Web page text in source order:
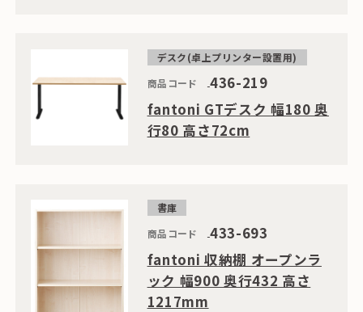
デスク(卓上プリンター設置用)
商品コード
436-219
fantoni GTデスク 幅180 奥
行80 高さ72cm
書庫
商品コード
433-693
fantoni 収納棚 オープンラ
ック 幅900 奥行432 高さ
1217mm